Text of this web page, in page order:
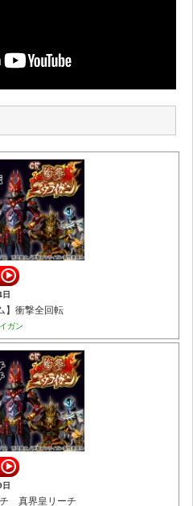
】衝撃全回転
ガン
真界皇リーチ